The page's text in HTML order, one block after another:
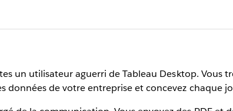
un utilisateur aguerri de Tableau Desktop. Vous
données de votre entreprise et concevez chaque